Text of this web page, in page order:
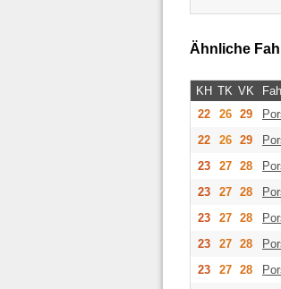
Ähnliche
KH TK VK
22
26 29
22
26 29
23
27 28
23
27 28
23
27 28
23
27 28
23
27 28